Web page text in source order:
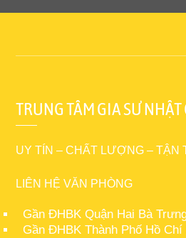
TRUNG TÂM GIA SƯ
UY TÍN – CHẤT LƯỢNG – TẬN
LIÊN HỆ VĂN PHÒNG
Gần ĐHBK Quận Hai Bà
Gần ĐHBK Thành Phố Hồ Chí